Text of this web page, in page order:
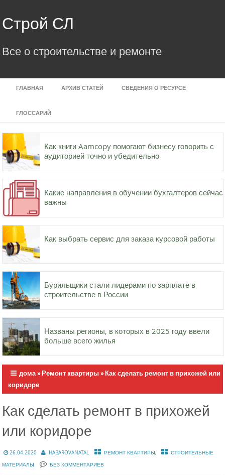
to
content
Строй СЛ
Все о строительстве и ремонте
ГЛАВНАЯ АРХИВ СТАТЕЙ СВЕДЕНИЯ О РЕСУРСЕ
ГЛОССАРИЙ
Как книги Aamcopy помогают бизнесу говорить с
аудиторией точно и убедительно
Какие направления в обучении бухгалтеров сейчас
важны
Как выбрать сервис для заказа курсовой работы
Бурильщики стали лидерами по зарплате в
строительстве в России
Названы регионы, в которых в 2025 году ввели
больше всего жилья
дома»Ремонт квартиры»Как сделать ремонт в прихожей или
коридоре
Как сделать ремонт в прихожей
или коридоре
26.04.2020 HABAROVANATAL РЕМОНТ КВАРТИРЫ,
СТРОИТЕЛЬНЫЕ
МАТЕРИАЛЫ
БЕЗ КОММЕНТАРИЕВ